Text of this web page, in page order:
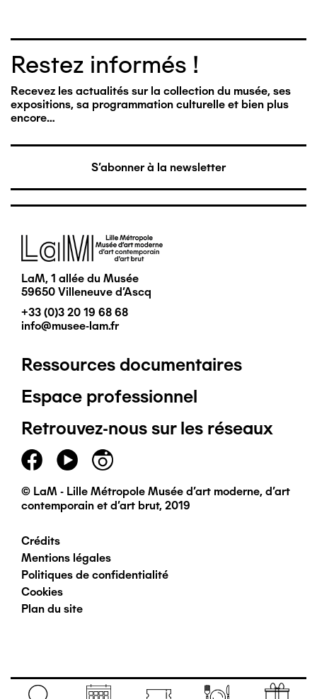
Restez informés !
Recevez les actualités sur la collection du musée, ses
expositions, sa programmation culturelle et bien plus
encore…
S'abonner à la newsletter
Image
LaM, 1 allée du Musée
59650 Villeneuve d'Ascq
+33 (0)3 20 19 68 68
info@musee-lam.fr
Pied
de
page
principal
Ressources documentaires
Espace professionnel
Retrouvez-nous sur les réseaux
© LaM - Lille Métropole Musée d'art moderne, d'art
contemporain et d'art brut, 2019
Pied
de
page
Crédits
Mentions légales
Politiques de confidentialité
Cookies
Plan du site